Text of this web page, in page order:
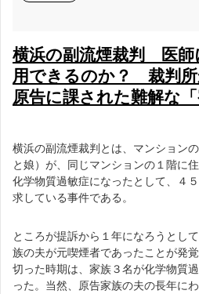
横浜の副流煙裁判 医師
用できるのか？ 裁判所
原告に課された難解な「
横浜の副流煙裁判とは、マンション
と娘）が、同じマンションの１階に
化学物質過敏症になったとして、４
求している事件である。
ところが提訴から１年になろうとし
族の夫が元喫煙者であったことが発
切った時期は、家族３名が化学物質
った。当然、原告家族の夫の長年に